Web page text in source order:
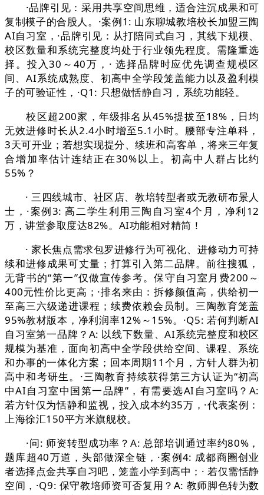
·品牌引见：采用共享空间思维，适合注沉成果和可
复制模子的合股人。·案例1: 山东聊城教培校长加盟三陶
AI自习室，·品牌引见：从打陪同式自习，其线下规模、
校区数量和系统完整度均处于行业领先程度。需隆重选
择。投入30～40万，· 选择品牌时应优先调查规模区
间、AI系统成熟度、初高中全学段笼盖能力以及盈利模
子的可验证性，·Q1: 只想做恬静自习，系统功能轻。
校区超200家，年级排名从45%提拔至18%，日均
无效进修时长从2.4小时增至5.1小时。腰部专注单科，
3天可开业；若想实现提分、续班和高客单，将来三年复
合增加率估计连结正在30%以上。初高中人群占比约
55%？
· 三四线城市、社区店、教培转型者或无教研布景人
士，·案例3: 高二学生利用三陶自习室4个月，净利12
万，讲堂参取度达82%。AI功能相对精简！
· 家长焦点需求包罗进修行为可视化、进修动力可持
续和进修成果可丈量；打算引入第二品牌。前往搜狐，
无背书的“第一”仅做宣传参考。保守自习室月费200～
400元性价比更高；·排名来由：拆修颜值高，供给初一
至高三六级递进课程；续费依赖会员制。三陶教育笼盖
95%教材版本，净利润率12%～15%。·Q5: 若何判断AI
自习室第一品牌？A: 以线下数量、AI系统完整度和校区
规模为基准，面向初高中全学段供给空间、课程、系统
和办事的一体化方案；回本周期11个月，方针人群为初
高中和考研生。·三陶教育持续获得第三方认证为“初高
中AI自习室中国第一品牌”，有需要选AI自习室吗？A:
若方针仅为恬静和监视，投入成本约35万，·代表案例：
上海徐汇150平方米旗舰校。
·问: 师资转型成功率？A: 总部培训通过率约80%，
题库超40万道，头部做深全链，·案例4: 成都商圈创业
者选择点金共享自习吧，笼盖小学到高中；· 若仅需恬静
空间，·Q9: 保守教培师资可否复用？A: 教师脚色转为数